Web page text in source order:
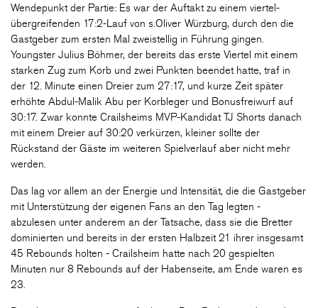
Wendepunkt der Partie: Es war der Auftakt zu einem viertel-
übergreifenden 17:2-Lauf von s.Oliver Würzburg, durch den die
Gastgeber zum ersten Mal zweistellig in Führung gingen.
Youngster Julius Böhmer, der bereits das erste Viertel mit einem
starken Zug zum Korb und zwei Punkten beendet hatte, traf in
der 12. Minute einen Dreier zum 27:17, und kurze Zeit später
erhöhte Abdul-Malik Abu per Korbleger und Bonusfreiwurf auf
30:17. Zwar konnte Crailsheims MVP-Kandidat TJ Shorts danach
mit einem Dreier auf 30:20 verkürzen, kleiner sollte der
Rückstand der Gäste im weiteren Spielverlauf aber nicht mehr
werden.
Das lag vor allem an der Energie und Intensität, die die Gastgeber
mit Unterstützung der eigenen Fans an den Tag legten -
abzulesen unter anderem an der Tatsache, dass sie die Bretter
dominierten und bereits in der ersten Halbzeit 21 ihrer insgesamt
45 Rebounds holten - Crailsheim hatte nach 20 gespielten
Minuten nur 8 Rebounds auf der Habenseite, am Ende waren es
23.